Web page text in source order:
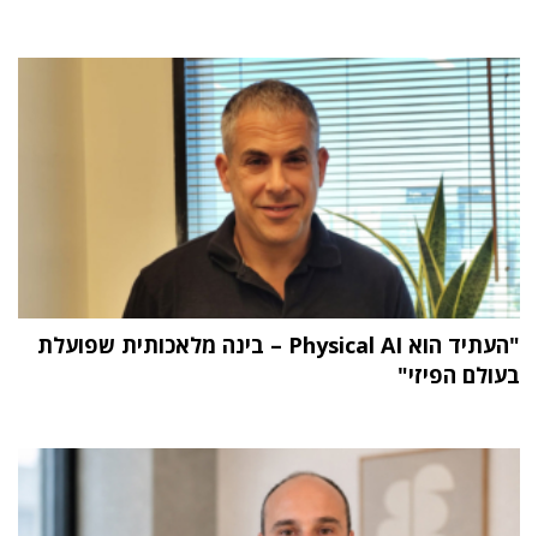
"העתיד הוא Physical AI – בינה מלאכותית שפועלת
בעולם הפיזי"